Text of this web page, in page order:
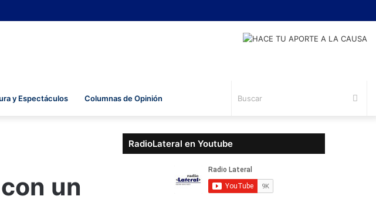
y Espectáculos Columnas de Opinión
un
RadioLateral en Youtube